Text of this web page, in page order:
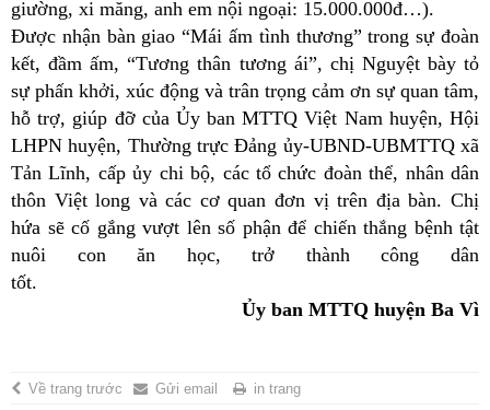
giường, xi măng, anh em nội ngoại: 15.000.000đ…).
Được nhận bàn giao “Mái ấm tình thương” trong sự đoàn
kết, đầm ấm, “Tương thân tương ái”, chị Nguyệt bày tỏ
sự phấn khởi, xúc động và trân trọng cảm ơn sự quan tâm,
hỗ trợ, giúp đỡ của Ủy banMTTQ Việt Nam huyện, Hội
LHPN huyện, Thường trực Đảng ủy-UBND-UBMTTQ xã
Tản Lĩnh, cấp ủy chi bộ, các tổ chức đoàn thể, nhân dân
thôn Việt long và các cơ quan đơn vị trên địa bàn. Chị
hứa sẽ cố gắng vượt lên số phận để chiến thắng bệnh tật
nuôi con ăn học, trở thành công dân
tốt.
Ủy ban MTTQ huyện Ba Vì
Về trang trước Gửi email in trang